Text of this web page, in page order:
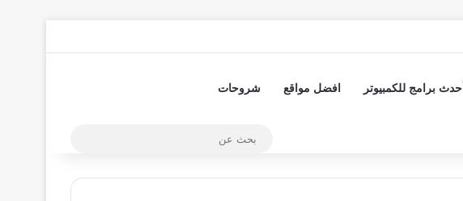
أحدث برامج للكمبيوتر افضل مواقع شروحات